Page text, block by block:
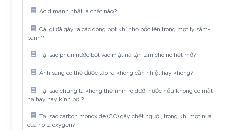
Acid mạnh nhất là chất nào?
Cái gì đã gây ra các dòng bọt khí nhỏ bốc lên trong một ly sâm-
panh?
Tại sao phun nước bọt vào mặt nạ lặn làm cho nó hết mờ?
Ánh sáng có thể được tạo ra không cần nhiệt hay không?
Tại sao chúng ta không thể nhìn rõ dưới nước nếu không có mặt
nạ hay hay kính bơi?
Tại sao carbon monoxide (CO) gây chết người, trong khi một nửa
của nó là oxygen?